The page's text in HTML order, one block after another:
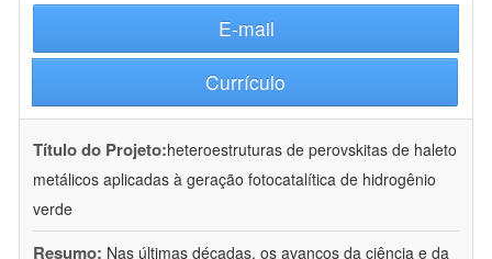
E-mail
Currículo
Título do Projeto:heteroestruturas de perovskitas de haleto
metálicos aplicadas à geração fotocatalítica de hidrogênio
verde
Resumo: Nas últimas décadas, os avanços da ciência e da